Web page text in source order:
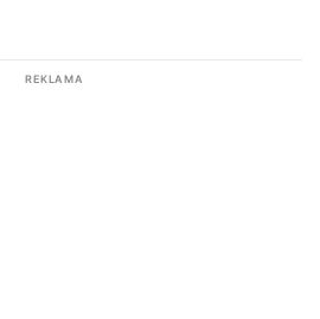
REKLAMA